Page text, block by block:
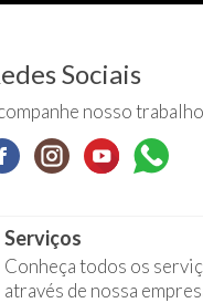
Sociais
nosso
Serviços
Conheça todos os
através de nossa